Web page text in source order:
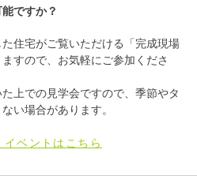
限定商品
ですか？
住宅がご覧いただける「完成現場
すので、お気軽にご参加くださ
上での見学会ですので、季節やタ
い場合があります。
ベントはこちら